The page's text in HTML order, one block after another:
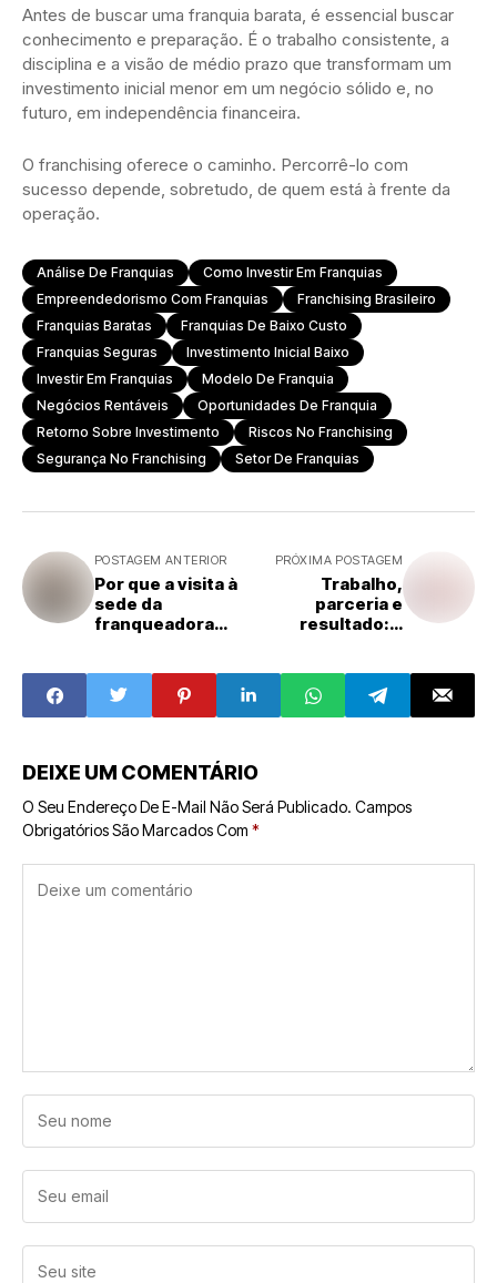
Antes de buscar uma franquia barata, é essencial buscar
conhecimento e preparação. É o trabalho consistente, a
disciplina e a visão de médio prazo que transformam um
investimento inicial menor em um negócio sólido e, no
futuro, em independência financeira.
O franchising oferece o caminho. Percorrê-lo com
sucesso depende, sobretudo, de quem está à frente da
operação.
Análise De Franquias
Como Investir Em Franquias
Empreendedorismo Com Franquias
Franchising Brasileiro
Franquias Baratas
Franquias De Baixo Custo
Franquias Seguras
Investimento Inicial Baixo
Investir Em Franquias
Modelo De Franquia
Negócios Rentáveis
Oportunidades De Franquia
Retorno Sobre Investimento
Riscos No Franchising
Segurança No Franchising
Setor De Franquias
POSTAGEM ANTERIOR
Por que a visita à
sede da
franqueadora
fracasso — da
sua escolha de
franquia
PRÓXIMA POSTAGEM
Trabalho,
parceria e
resultado: a
Leonardo
Fachetti como
franqueados da
DEIXE UM COMENTÁRIO
O Seu Endereço De E-Mail Não Será Publicado. Campos
Obrigatórios São Marcados Com *